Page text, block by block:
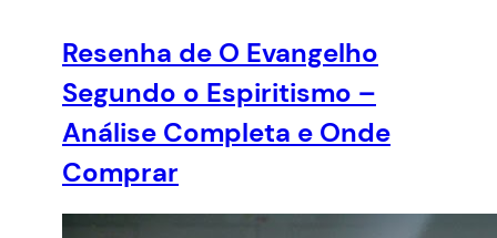
Resenha de O Evangelho
Segundo o Espiritismo –
Análise Completa e Onde
Comprar